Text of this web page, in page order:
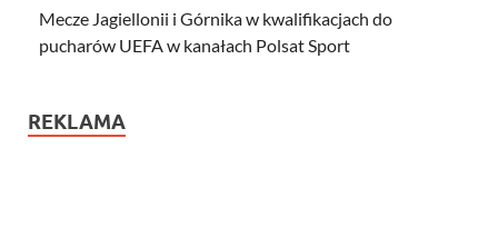
Mecze Jagiellonii i Górnika w kwalifikacjach do
pucharów UEFA w kanałach Polsat Sport
REKLAMA